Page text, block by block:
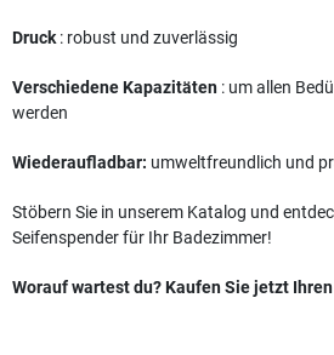
Druck: robust und zuverlässig
Verschiedene Kapazitäten : um allen
werden
Wiederaufladbar: umweltfreundlich und
Stöbern Sie in unserem Katalog und
Seifenspender für Ihr Badezimmer!
Worauf wartest du? Kaufen Sie jetzt